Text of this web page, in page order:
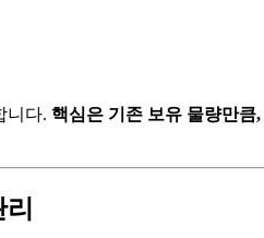
니다. 핵심은 기존 보유 물량만